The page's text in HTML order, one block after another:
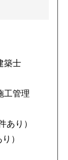
築士
工管理
り）
）